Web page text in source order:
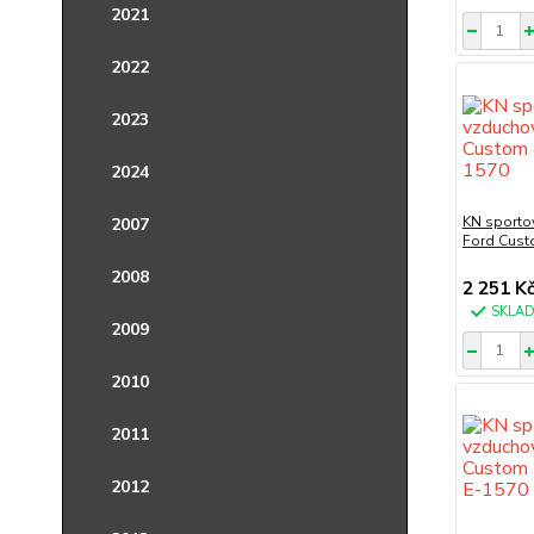
2021
2022
2023
2024
2007
2008
2009
2010
2011
2012
KN
Ford
2 251 Kč